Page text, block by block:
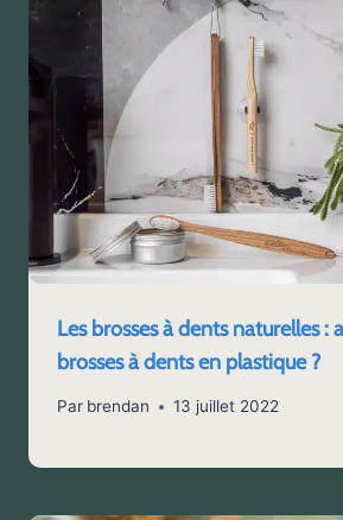
Les brosses à dents naturelles :
brosses à dents en plastique ?
Par brendan 13 juillet 2022